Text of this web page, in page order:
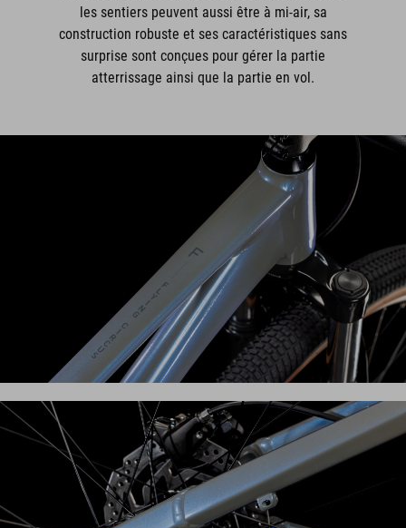
les sentiers peuvent aussi être à mi-air, sa
construction robuste et ses caractéristiques sans
surprise sont conçues pour gérer la partie
atterrissage ainsi que la partie en vol.